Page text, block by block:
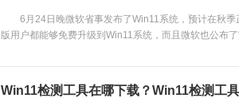
6月24日晚微软省事发布了Win11系统，预计在秋季
版用户都能够免费升级到Win11系统，而且微软也公布
Win11检测工具在哪下载？Win11检测工